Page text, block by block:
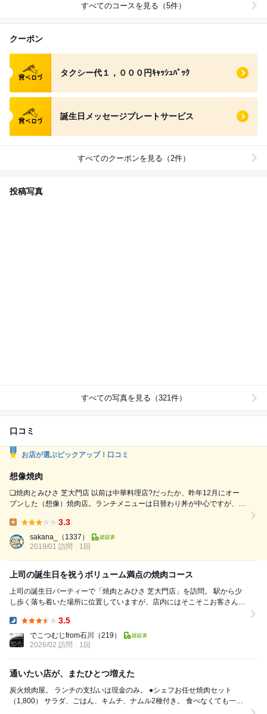
すべてのコースを見る（5件）
クーポン
食べログ クーポン
タクシー代１，０００円ｷｬｯｼｭﾊﾞｯｸ
食べログ クーポン
誕生日メッセージプレートサービス
すべてのクーポンを見る（2件）
投稿写真
すべての写真を見る（321件）
口コミ
お店が選ぶピックアップ！口コミ
想像焼肉
❑焼肉とみひさ 芝大門店 以前は中華料理店?だったか、昨年12月にオー
プンした（想像）焼肉店。ランチメニューは日替わり丼が中心ですが、一
得な焼肉ランチ￥９００ ３分程で供されました。 流石にこの値段なので
肉としてはトントロ主体で2枚だけ牛肉がありました。火力しっかりの七
輪でストレスなく焼けて1卓をおひとり様...
3.3
sakana_
（1337）
2019/01 訪問
1回
上司の誕生日を祝うボリューム満点の焼肉コース
上司の誕生日パーティーで「焼肉とみひさ 芝大門店」を訪問。 駅から少
し歩く落ち着いた場所に位置していますが、店内にはそこそこお客さんが
3.5
でこつむじfrom石川
（219）
2026/02 訪問
1回
通いたい店が、またひとつ増えた
炭火焼肉屋。 ランチの支払いは現金のみ。 ●シェフお任せ焼肉セット
（1,800） サラダ、ごはん、キムチ、ナムル2種付き。 食べなくても一目